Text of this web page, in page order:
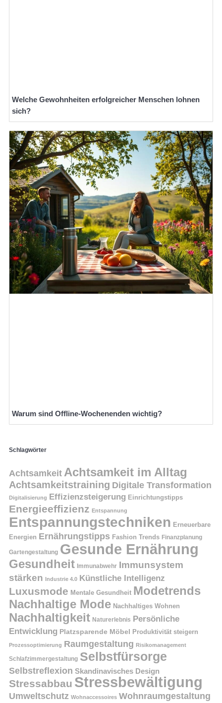
Welche Gewohnheiten erfolgreicher Menschen lohnen
sich?
Warum sind Offline-Wochenenden wichtig?
Schlagwörter
Achtsamkeit Achtsamkeit im Alltag
Achtsamkeitstraining Digitale Transformation
Digitalisierung Effizienzsteigerung Einrichtungstipps
Energieeffizienz Entspannung
Entspannungstechniken Erneuerbare
Energien Ernährungstipps Fashion Trends Finanzplanung
Gartengestaltung Gesunde Ernährung
Gesundheit Immunabwehr Immunsystem
stärken
Industrie 4.0 Künstliche Intelligenz
Luxusmode Mentale Gesundheit Modetrends
Nachhaltige Mode Nachhaltiges Wohnen
Nachhaltigkeit Naturerlebnis Persönliche
Entwicklung Platzsparende Möbel Produktivität steigern
Prozessoptimierung Raumgestaltung Risikomanagement
Schlafzimmergestaltung Selbstfürsorge
Selbstreflexion Skandinavisches Design
Stressabbau Stressbewältigung
Umweltschutz Wohnaccessoires Wohnraumgestaltung